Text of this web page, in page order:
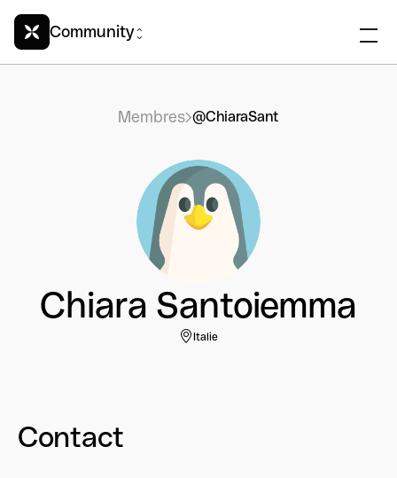
Community
Membres @ChiaraSant
Chiara Santoiemma
Italie
Contact